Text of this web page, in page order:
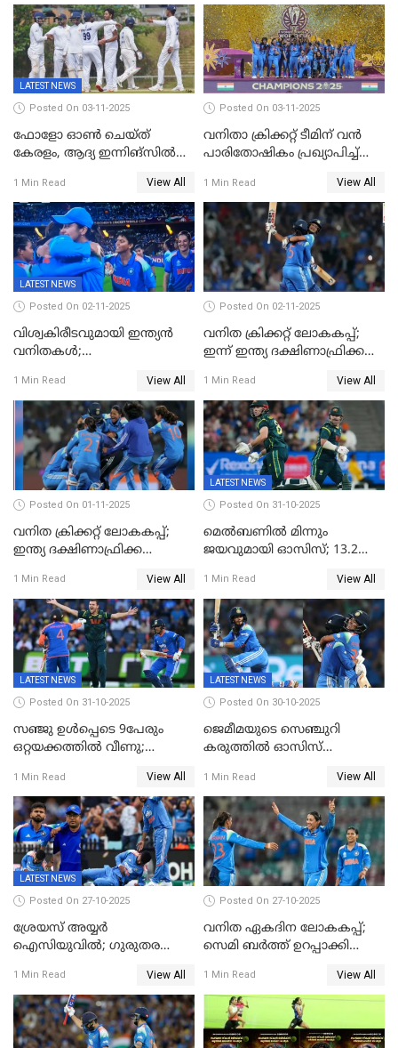
തോല്‍വി
LATEST NEWS
Posted On 03-11-2025
ഫോളോ ഓൺ ചെയ്ത്
കേരളം, ആദ്യ ഇന്നിങ്സിൽ
രഞ്ജിയിൽ കർണാടകയ്ക്ക്
കൂറ്റൻ ലീഡ്
1 Min Read View All
Posted On 03-11-2025
വനിതാ ക്രിക്കറ്റ് ടീമിന് വൻ
പാരിതോഷികം പ്രഖ്യാപിച്ച്
1 Min Read View All
LATEST NEWS
Posted On 02-11-2025
വിശ്വകിരീടവുമായി ഇന്ത്യൻ
വനിതകൾ;
ഇന്ത്യയ്ക്ക് വനിതാ ക്രിക്കറ്റ്
ലോകകപ്പ്
1 Min Read View All
Posted On 02-11-2025
വനിത ക്രിക്കറ്റ് ലോകകപ്പ്;
ഇന്ന് ഇന്ത്യ ദക്ഷിണാഫ്രിക്ക
1 Min Read View All
Posted On 01-11-2025
വനിത ക്രിക്കറ്റ് ലോകകപ്പ്;
ഇന്ത്യ ദക്ഷിണാഫ്രിക്ക
1 Min Read View All
LATEST NEWS
Posted On 31-10-2025
മെൽബണിൽ മിന്നും
ജയവുമായി ഓസിസ്; 13.2
പരമ്പരയിൽ ലീഡ്
1 Min Read View All
LATEST NEWS
Posted On 31-10-2025
സഞ്ജു ഉൾപ്പെടെ 9പേരും
ഒറ്റയക്കത്തിൽ വീണു;
ഹര്‍ഷിതും മാത്രം;
മെല്‍ബണില്‍
ഇന്ത്യയ്‌ക്കെതിരെ ഓസീസ്
ലക്ഷ്യം 126 റണ്‍സ്
1 Min Read View All
LATEST NEWS
Posted On 30-10-2025
ജെമീമയുടെ സെഞ്ചുറി
കരുത്തിൽ ഓസിസ്
തകർന്നു; അഞ്ച് വിക്കറ്റ്
ജയവുമായി ഇന്ത്യൻ
വനിതകൾ ലോകകപ്പ്
കലാശപ്പോരിന്
1 Min Read View All
LATEST NEWS
Posted On 27-10-2025
ശ്രേയസ് അയ്യര്‍
ഐസിയുവില്‍; ഗുരുതര
1 Min Read View All
Posted On 27-10-2025
വനിത ഏകദിന ലോകകപ്പ്;
സെമി ബര്‍ത്ത് ഉറപ്പാക്കി
1 Min Read View All